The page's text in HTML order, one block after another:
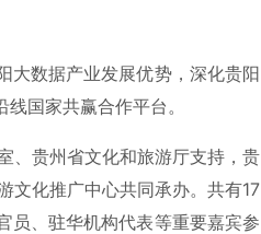
大数据产业发展优势，深化贵阳
国家共赢合作平台。
、贵州省文化和旅游厅支持，贵
文化推广中心共同承办。共有17
员、驻华机构代表等重要嘉宾参